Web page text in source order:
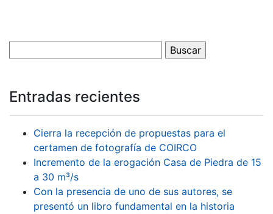
Entradas recientes
Cierra la recepción de propuestas para el
certamen de fotografía de COIRCO
Incremento de la erogación Casa de Piedra de 15
a 30 m³/s
Con la presencia de uno de sus autores, se
presentó un libro fundamental en la historia